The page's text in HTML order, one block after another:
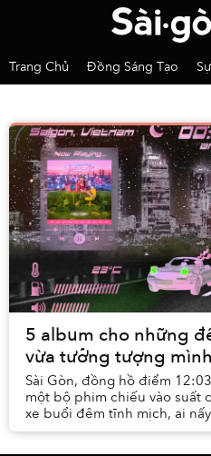
Trang Chủ Đồng Sáng Tạo
5 album cho những
vừa tưởng tượng
Sài Gòn, đồng hồ điểm
một bộ phim chiếu vào suất
xe buổi đêm tĩnh mịch, ai
ánh vàng cam của đèn